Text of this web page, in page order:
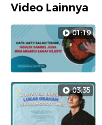
Video Lainnya
01:19
03:35